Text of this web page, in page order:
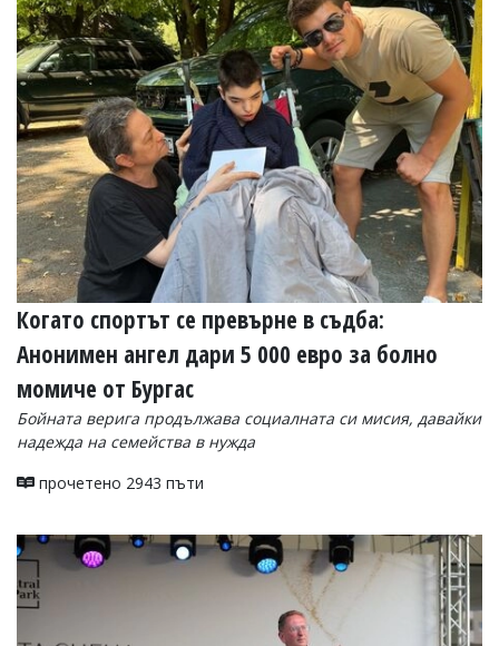
Когато спортът се превърне в съдба:
Анонимен ангел дари 5 000 евро за болно
момиче от Бургас
Бойната верига продължава социалната си мисия, давайки
надежда на семейства в нужда
прочетено 2943 пъти